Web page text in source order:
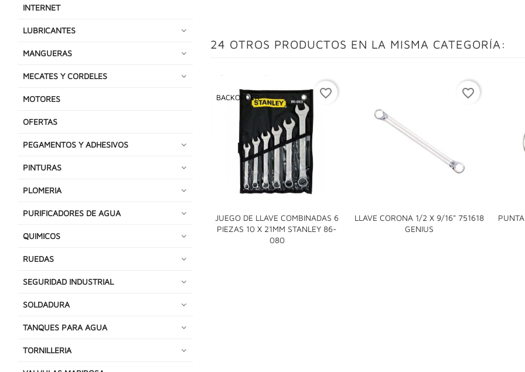
INTERNET
LUBRICANTES
MANGUERAS
MECATES Y CORDELES
MOTORES
OFERTAS
PEGAMENTOS Y ADHESIVOS
PINTURAS
PLOMERIA
PURIFICADORES DE AGUA
QUIMICOS
RUEDAS
SEGURIDAD INDUSTRIAL
SOLDADURA
TANQUES PARA AGUA
TORNILLERIA
24 OTROS PRODUCTOS EN LA MISMA CATEGORÍA:
JUEGO DE LLAVE COMBINADAS 6
PIEZAS 10 X 21MM STANLEY 86-
080
BACKORDER

favorite_border
LLAVE CORONA 1/2 X 9/16" 751618
GENIUS

favorite_border